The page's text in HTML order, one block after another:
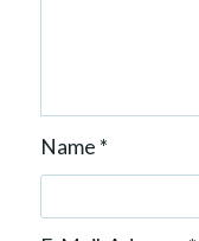
Name *